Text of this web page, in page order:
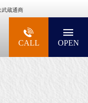
武蔵通商
・高級楽器の梱包・輸送
CALL OPEN